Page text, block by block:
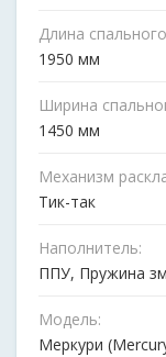
Длина
1950 мм
Ширина
1450 мм
Механизм
Тик-так
Наполнитель:
ППУ, Пружина
Модель:
Меркури